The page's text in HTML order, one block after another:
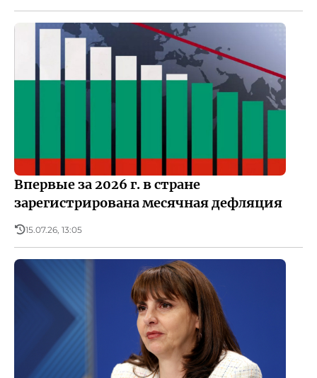
Впервые за 2026 г. в стране
зарегистрирована месячная дефляция
15.07.26, 13:05